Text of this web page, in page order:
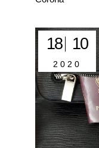
18 10
2020